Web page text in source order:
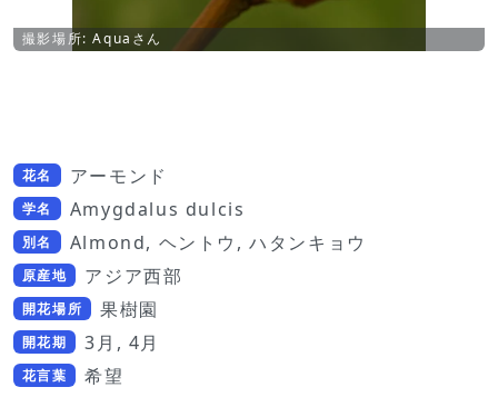
撮影場所: Aquaさん
花名 アーモンド
学名 Amygdalus dulcis
別名 Almond, ヘントウ, ハタンキョウ
原産地 アジア西部
開花場所 果樹園
開花期 3月, 4月
花言葉 希望